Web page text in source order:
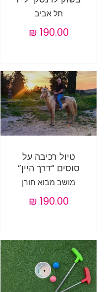
תל אביב
טיול רכיבה על
סוסים “דרך היין”
מושב מבוא חורן